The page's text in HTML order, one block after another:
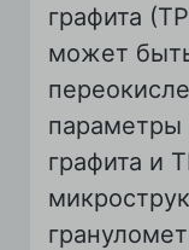
графита
может
параметры
графита и